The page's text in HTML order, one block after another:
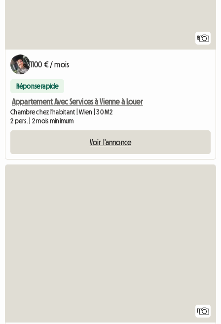
8
1100 € / mois
Réponse rapide
Appartement Avec Services à Vienne à Louer
Chambre chez l'habitant | Wien | 30 M2
2 pers. | 2 mois minimum
Voir l'annonce